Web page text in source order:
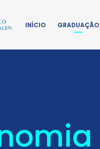
INÍCIO GRADUAÇÃO